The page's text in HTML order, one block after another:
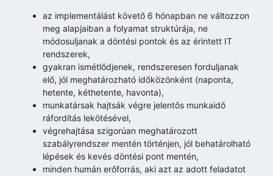
az implementálást követő 6 hónapban ne változzon
meg alapjaiban a folyamat struktúrája, ne
módosuljanak a döntési pontok és az érintett IT
rendszerek,
gyakran ismétlődjenek, rendszeresen forduljanak
elő, jól meghatározható időközönként (naponta,
hetente, kéthetente, havonta),
munkatársak hajtsák végre jelentős munkaidő
ráfordítás lekötésével,
végrehajtása szigorúan meghatározott
szabályrendszer mentén történjen, jól behatárolható
lépések és kevés döntési pont mentén,
minden humán erőforrás, aki azt az adott feladatot